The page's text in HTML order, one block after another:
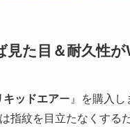
た目＆耐久性
キッドエアー』を購入
指紋を目立たなくする